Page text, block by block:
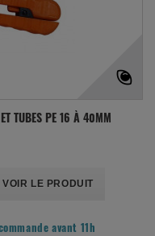
TUBES PE 16 À 40MM
VOIR LE PRODUIT
avant 11h